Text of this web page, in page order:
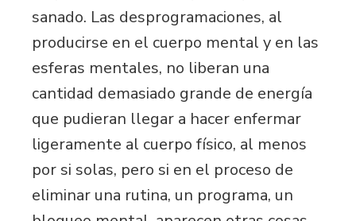
sanado. Las desprogramaciones, al
producirse en el cuerpo mental y en las
esferas mentales, no liberan una
cantidad demasiado grande de energía
que pudieran llegar a hacer enfermar
ligeramente al cuerpo físico, al menos
por si solas, pero si en el proceso de
eliminar una rutina, un programa, un